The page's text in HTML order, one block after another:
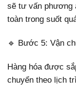
sẽ tư vấn phương
toàn trong suốt
🔹 Bước 5: Vận
Hàng hóa được
chuyển theo lịch